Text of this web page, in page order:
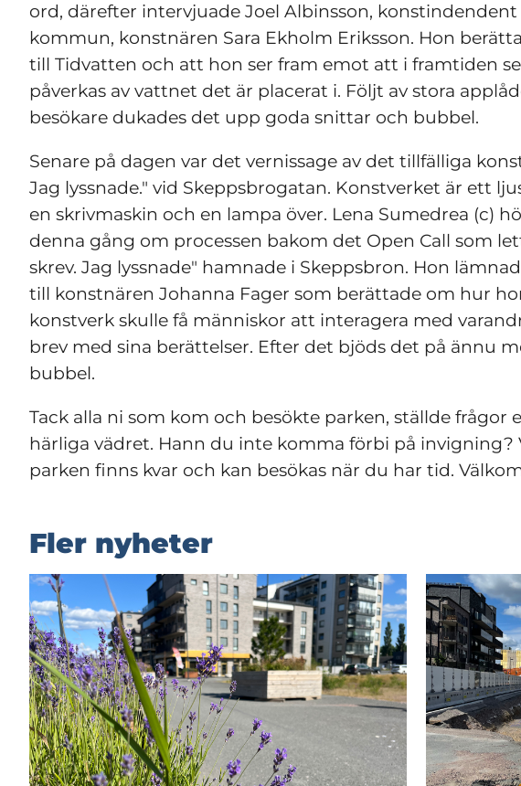
ord, därefter intervjuade Joel Albinsson,
kommun, konstnären Sara Ekholm Eriksson. Hon
till Tidvatten och att hon ser fram emot att i framtiden
påverkas av vattnet det är placerat i. Följt av stora
besökare dukades det upp goda snittar och bubbel.
Senare på dagen var det vernissage av det tillfälliga
Jag lyssnade." vid Skeppsbrogatan. Konstverket är ett
en skrivmaskin och en lampa över. Lena Sumedrea (c)
denna gång om processen bakom det Open Call som
skrev. Jag lyssnade" hamnade i Skeppsbron. Hon
till konstnären Johanna Fager som berättade om hur
konstverk skulle få människor att interagera med
brev med sina berättelser. Efter det bjöds det på ännu
bubbel.
Tack alla ni som kom och besökte parken, ställde frågor
härliga vädret. Hann du inte komma förbi på invigning?
parken finns kvar och kan besökas när du har tid.
Fler nyheter